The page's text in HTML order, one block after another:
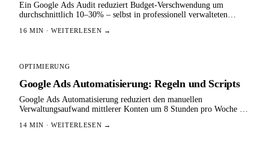
Ein Google Ads Audit reduziert Budget-Verschwendung um
durchschnittlich 10–30% – selbst in professionell verwalteten
16 MIN · WEITERLESEN →
OPTIMIERUNG
Google Ads Automatisierung: Regeln und Scripts
Google Ads Automatisierung reduziert den manuellen
Verwaltungsaufwand mittlerer Konten um 8 Stunden pro Woche –
14 MIN · WEITERLESEN →